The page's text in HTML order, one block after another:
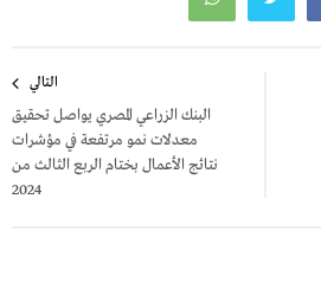
التالي
البنك الزراعي المصري يواصل تحقيق
معدلات نمو مرتفعة في مؤشرات
نتائج الأعمال بختام الربع الثالث من
2024